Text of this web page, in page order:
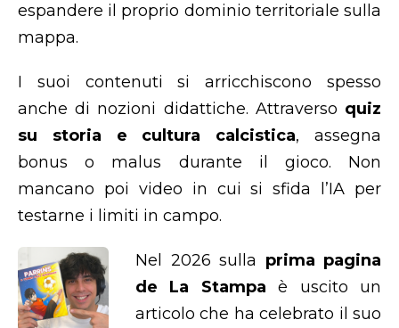
espandere il proprio dominio territoriale sulla
mappa.
I suoi contenuti si arricchiscono spesso
anche di nozioni didattiche. Attraverso quiz
su storia e cultura calcistica, assegna
bonus o malus durante il gioco. Non
mancano poi video in cui si sfida l’IA per
testarne i limiti in campo.
Nel 2026 sulla prima pagina
de La Stampaè uscito un
articolo che ha celebrato il suo